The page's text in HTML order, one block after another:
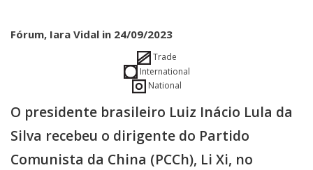
Fórum, Iara Vidal in 24/09/2023
Trade
International
National
O presidente brasileiro Luiz Inácio Lula da
Silva recebeu o dirigente do Partido
Comunista da China (PCCh), Li Xi, no